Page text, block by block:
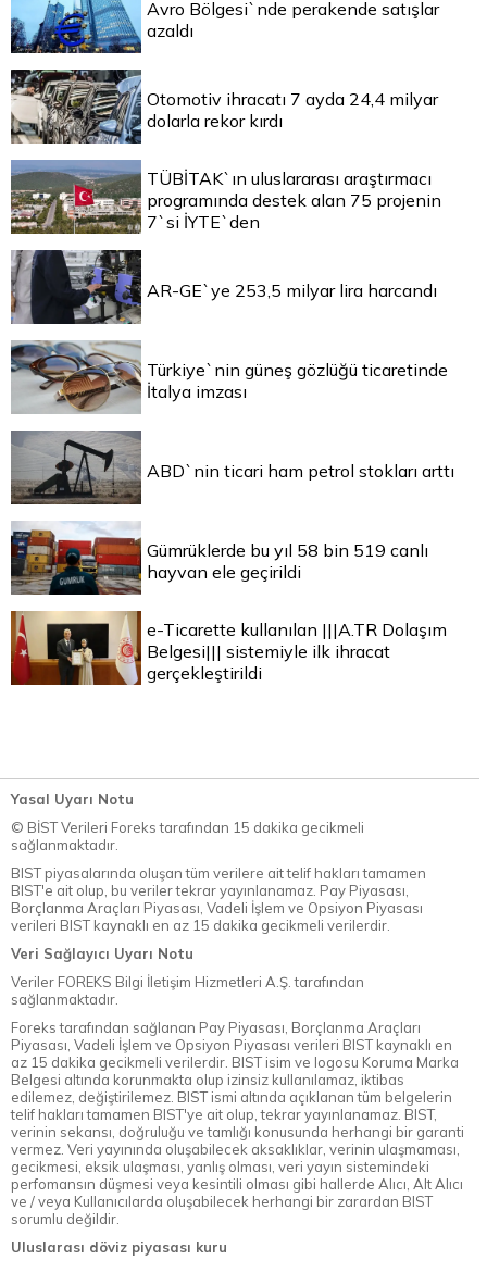
Avro Bölgesi`nde perakende satışlar
azaldı
Otomotiv ihracatı 7 ayda 24,4 milyar
dolarla rekor kırdı
TÜBİTAK`ın uluslararası araştırmacı
programında destek alan 75 projenin
7`si İYTE`den
AR-GE`ye 253,5 milyar lira harcandı
Türkiye`nin güneş gözlüğü ticaretinde
İtalya imzası
ABD`nin ticari ham petrol stokları arttı
Gümrüklerde bu yıl 58 bin 519 canlı
hayvan ele geçirildi
e-Ticarette kullanılan |||A.TR Dolaşım
Belgesi||| sistemiyle ilk ihracat
gerçekleştirildi
Yasal Uyarı Notu
© BİST Verileri Foreks tarafından 15 dakika gecikmeli
sağlanmaktadır.
BIST piyasalarında oluşan tüm verilere ait telif hakları tamamen
BIST'e ait olup, bu veriler tekrar yayınlanamaz. Pay Piyasası,
Borçlanma Araçları Piyasası, Vadeli İşlem ve Opsiyon Piyasası
verileri BIST kaynaklı en az 15 dakika gecikmeli verilerdir.
Veri Sağlayıcı Uyarı Notu
Veriler FOREKS Bilgi İletişim Hizmetleri A.Ş. tarafından
sağlanmaktadır.
Foreks tarafından sağlanan Pay Piyasası, Borçlanma Araçları
Piyasası, Vadeli İşlem ve Opsiyon Piyasası verileri BIST kaynaklı en
az 15 dakika gecikmeli verilerdir. BIST isim ve logosu Koruma Marka
Belgesi altında korunmakta olup izinsiz kullanılamaz, iktibas
edilemez, değiştirilemez. BIST ismi altında açıklanan tüm belgelerin
telif hakları tamamen BIST'ye ait olup, tekrar yayınlanamaz. BIST,
verinin sekansı, doğruluğu ve tamlığı konusunda herhangi bir garanti
vermez. Veri yayınında oluşabilecek aksaklıklar, verinin ulaşmaması,
gecikmesi, eksik ulaşması, yanlış olması, veri yayın sistemindeki
perfomansın düşmesi veya kesintili olması gibi hallerde Alıcı, Alt Alıcı
ve / veya Kullanıcılarda oluşabilecek herhangi bir zarardan BIST
sorumlu değildir.
Uluslarası döviz piyasası kuru